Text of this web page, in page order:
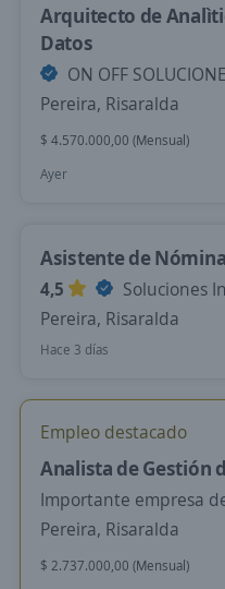
Arquitecto de
Datos
ON OFF
Pereira, Risaralda
$ 4.570.000,00 (Mensual)
Ayer
Asistente de
4,5
Soluciones
Pereira, Risaralda
Hace 3 días
Empleo destacado
Analista de Gestión
Importante empresa
Pereira, Risaralda
$ 2.737.000,00 (Mensual)